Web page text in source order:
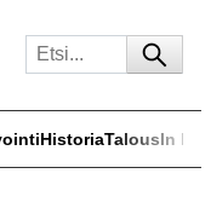
HistoriaTalousIn